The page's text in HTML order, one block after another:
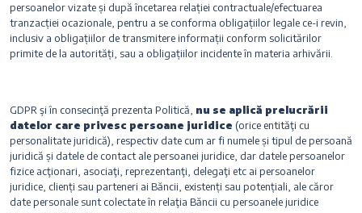
persoanelor vizate și după încetarea relației contractuale/efectuarea
tranzacției ocazionale, pentru a se conforma obligațiilor legale ce-i revin,
inclusiv a obligațiilor de transmitere informații conform solicitărilor
primite de la autorități, sau a obligațiilor incidente în materia arhivării.
GDPR şi în consecinţă prezenta Politică, nu se aplică prelucrării
datelor care privesc persoane juridice (orice entităţi cu
personalitate juridică), respectiv date cum ar fi numele și tipul de persoană
juridică și datele de contact ale persoanei juridice, dar datele persoanelor
fizice acţionari, asociaţi, reprezentanţi, delegaţi etc ai persoanelor
juridice, clienți sau parteneri ai Băncii, existenți sau potențiali, ale căror
date personale sunt colectate în relaţia Băncii cu persoanele juridice